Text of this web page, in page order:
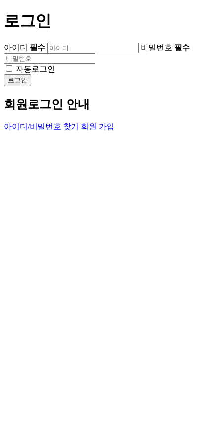
로그인
아이디 필수 비밀번호 필수
자동로그인
로그인
회원로그인 안내
아이디/비밀번호 찾기 회원 가입